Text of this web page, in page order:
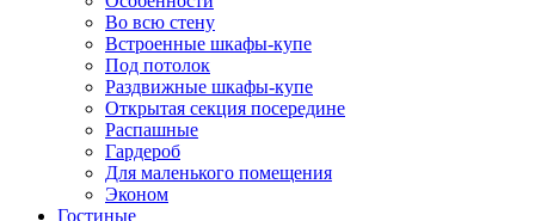
Во всю стену
Встроенные шкафы-купе
Под потолок
Раздвижные шкафы-купе
Открытая секция посередине
Распашные
Гардероб
Для маленького помещения
Эконом
Гостиные